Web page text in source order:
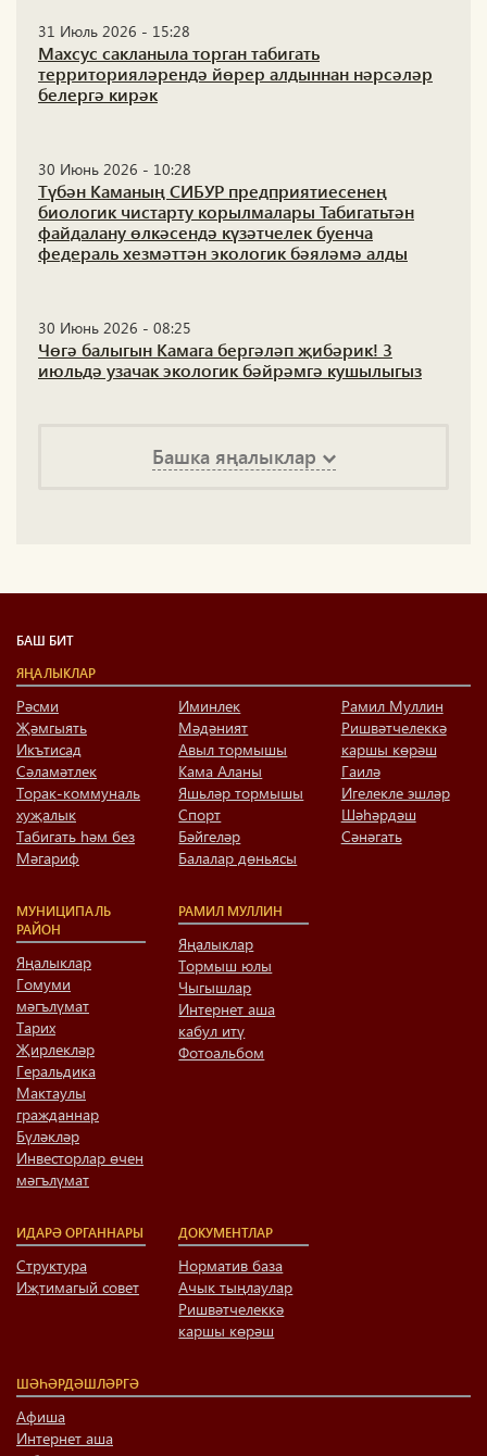
31 Июль 2026 - 15:28
Махсус сакланыла торган табигать
территорияләрендә йөрер алдыннан нәрсәләр
белергә кирәк
30 Июнь 2026 - 10:28
Түбән Каманың СИБУР предприятиесенең
биологик чистарту корылмалары Табигатьтән
файдалану өлкәсендә күзәтчелек буенча
федераль хезмәттән экологик бәяләмә алды
30 Июнь 2026 - 08:25
Чөгә балыгын Камага бергәләп җибәрик! 3
июльдә узачак экологик бәйрәмгә кушылыгыз
Башка яңалыклар
БАШ БИТ
ЯҢАЛЫКЛАР
Рәсми
Җәмгыять
Икътисад
Сәламәтлек
Торак-коммуналь
хуҗалык
Табигать һәм без
Мәгариф
Иминлек
Мәдәният
Авыл тормышы
Кама Аланы
Яшьләр тормышы
Спорт
Бәйгеләр
Балалар дөньясы
Рамил Муллин
Ришвәтчелеккә
каршы көрәш
Гаилә
Игелекле эшләр
Шәһәрдәш
Сәнәгать
МУНИЦИПАЛЬ
РАЙОН
Яңалыклар
Гомуми
мәгълүмат
Тарих
Җирлекләр
Геральдика
Мактаулы
гражданнар
Бүләкләр
Инвесторлар өчен
мәгълүмат
РАМИЛ МУЛЛИН
Яңалыклар
Тормыш юлы
Чыгышлар
Интернет аша
кабул итү
Фотоальбом
ИДАРӘ ОРГАННАРЫ
Структура
Иҗтимагый совет
ДОКУМЕНТЛАР
Норматив база
Ачык тыңлаулар
Ришвәтчелеккә
каршы көрәш
ШӘҺӘРДӘШЛӘРГӘ
Афиша
Интернет аша